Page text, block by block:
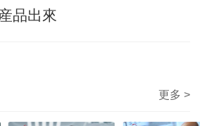
品出來
更多 >